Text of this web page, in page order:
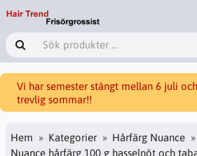
Vi har semester stängt mellan 6 juli
trevlig sommar!!
Hem Kategorier
Hårfärg Nuance
Nuance hårfärg 100 g hasselnöt och